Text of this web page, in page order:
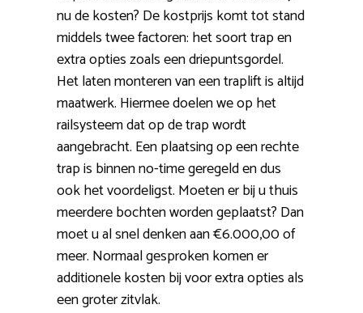
nu de kosten? De kostprijs komt tot stand
middels twee factoren: het soort trap en
extra opties zoals een driepuntsgordel.
Het laten monteren van een traplift is altijd
maatwerk. Hiermee doelen we op het
railsysteem dat op de trap wordt
aangebracht. Een plaatsing op een rechte
trap is binnen no-time geregeld en dus
ook het voordeligst. Moeten er bij u thuis
meerdere bochten worden geplaatst? Dan
moet u al snel denken aan €6.000,00 of
meer. Normaal gesproken komen er
additionele kosten bij voor extra opties als
een groter zitvlak.